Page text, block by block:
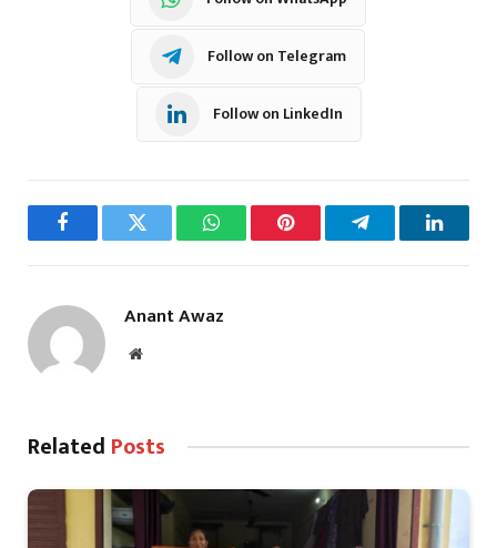
Follow on Telegram
Follow on LinkedIn
FacebookTwitter WhatsAppPinterest Telegram
Anant Awaz
Website
Related Posts